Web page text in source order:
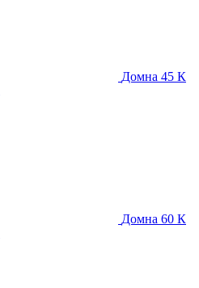
Домна 45 К
Домна 60 К